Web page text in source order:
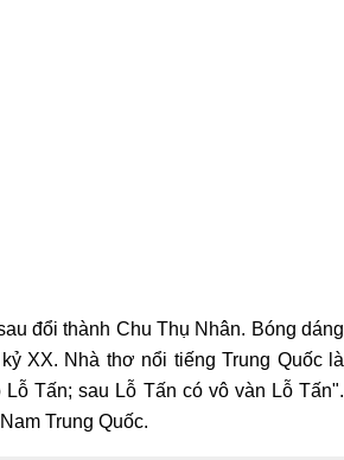
đổi thành Chu Thụ Nhân. Bóng dáng
XX. Nhà thơ nổi tiếng Trung Quốc là
Tấn; sau Lỗ Tấn có vô vàn Lỗ Tấn".
Trung Quốc.